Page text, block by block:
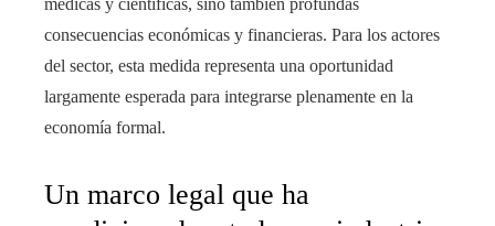
médicas y científicas, sino también profundas
consecuencias económicas y financieras. Para los actores
del sector, esta medida representa una oportunidad
largamente esperada para integrarse plenamente en la
economía formal.
Un marco legal que ha